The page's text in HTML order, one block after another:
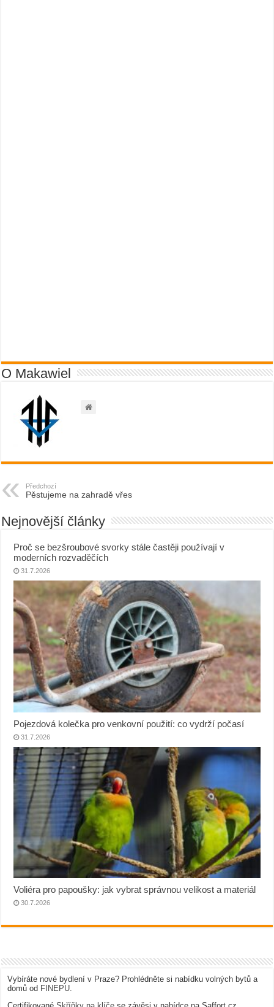
O Makawiel
Předchozí
Pěstujeme na zahradě vřes
Nejnovější články
Proč se bezšroubové svorky stále častěji používají v
moderních rozvaděčích
31.7.2026
Pojezdová kolečka pro venkovní použití: co vydrží počasí
31.7.2026
Voliéra pro papoušky: jak vybrat správnou velikost a materiál
30.7.2026
Vybíráte nové bydlení v Praze? Prohlédněte si nabídku volných bytů a
domů od FINEPU.